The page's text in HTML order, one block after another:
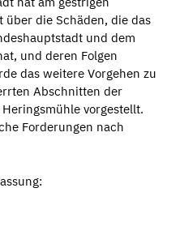
über die Schäden, die das
und dem
und deren Folgen
das weitere Vorgehen zu
Abschnitten der
vorgestellt.
Forderungen nach